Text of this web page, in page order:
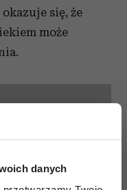
danych
się, że
może